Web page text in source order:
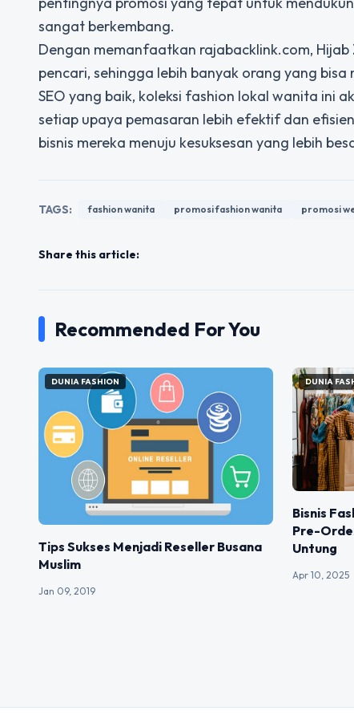
sangat berkembang.
Dengan memanfaatkan rajabacklink.com,
pencari, sehingga lebih banyak orang yang
SEO yang baik, koleksi fashion lokal wanita ini
setiap upaya pemasaran lebih efektif dan
bisnis mereka menuju kesuksesan yang lebih
TAGS: fashion wanita promosi fashion wanita promosi
Share this article:
Recommended For You
DUNIA FASHION
Tips Sukses Menjadi Reseller Busana
Muslim
Jan 09, 2019
DUNIA
Bisnis
Pre-
Untung
Apr 10, 2025